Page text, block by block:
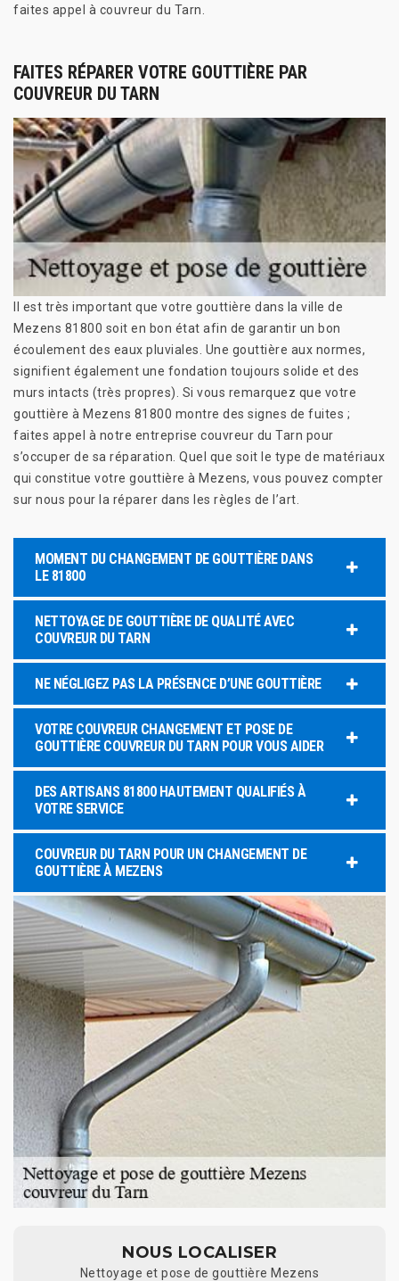
faites appel à couvreur du Tarn.
FAITES RÉPARER VOTRE GOUTTIÈRE PAR
COUVREUR DU TARN
Il est très important que votre gouttière dans la ville de
Mezens 81800 soit en bon état afin de garantir un bon
écoulement des eaux pluviales. Une gouttière aux normes,
signifient également une fondation toujours solide et des
murs intacts (très propres). Si vous remarquez que votre
gouttière à Mezens 81800 montre des signes de fuites ;
faites appel à notre entreprise couvreur du Tarn pour
s’occuper de sa réparation. Quel que soit le type de matériaux
qui constitue votre gouttière à Mezens, vous pouvez compter
sur nous pour la réparer dans les règles de l’art.
MOMENT DU CHANGEMENT DE GOUTTIÈRE DANS
LE 81800
NETTOYAGE DE GOUTTIÈRE DE QUALITÉ AVEC
COUVREUR DU TARN
NE NÉGLIGEZ PAS LA PRÉSENCE D’UNE GOUTTIÈRE
VOTRE COUVREUR CHANGEMENT ET POSE DE
GOUTTIÈRE COUVREUR DU TARN POUR VOUS AIDER
DES ARTISANS 81800 HAUTEMENT QUALIFIÉS À
VOTRE SERVICE
COUVREUR DU TARN POUR UN CHANGEMENT DE
GOUTTIÈRE À MEZENS
NOUS LOCALISER
Nettoyage et pose de gouttière Mezens